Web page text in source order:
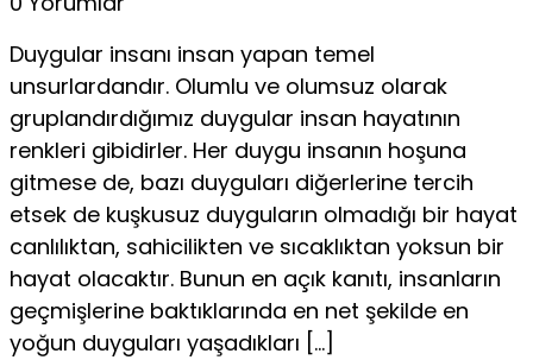
Duygular insanı insan yapan temel
unsurlardandır. Olumlu ve olumsuz olarak
gruplandırdığımız duygular insan hayatının
renkleri gibidirler. Her duygu insanın hoşuna
gitmese de, bazı duyguları diğerlerine tercih
etsek de kuşku­suz duyguların olmadığı bir hayat
canlılıktan, sahicilikten ve sıcaklıktan yoksun bir
hayat olacaktır. Bunun en açık kanıtı, insanların
geçmişlerine baktıklarında en net şekilde en
yoğun duyguları yaşadıkları […]